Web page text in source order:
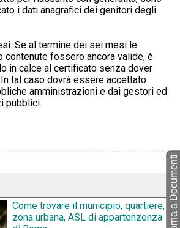
i dati anagrafici dei genitori degli
Se al termine dei sei mesi le
contenute fossero ancora valide, è
in calce al certificato senza dover
tal caso dovrà essere accettato
amministrazioni e dai gestori ed
pubblici.
Come trovare il municipio, quartiere,
zona urbana, ASL di appartenzenza
torna a Documenti